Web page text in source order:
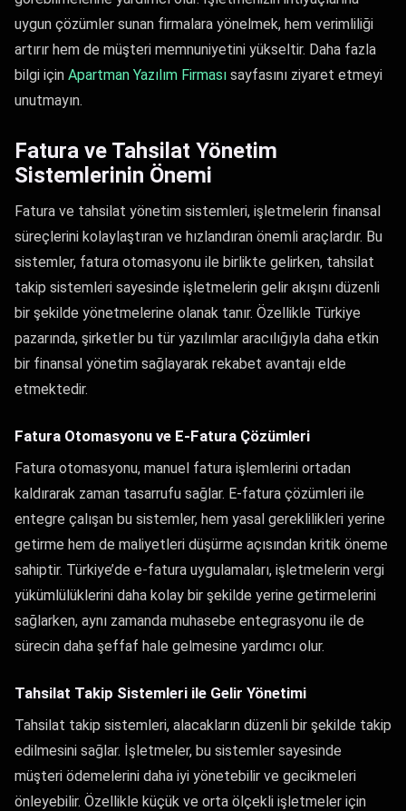
uygun çözümler sunan firmalara yönelmek, hem verimliliği
artırır hem de müşteri memnuniyetini yükseltir. Daha fazla
bilgi için Apartman Yazılım Firması sayfasını ziyaret etmeyi
unutmayın.
Fatura ve Tahsilat Yönetim
Sistemlerinin Önemi
Fatura ve tahsilat yönetim sistemleri, işletmelerin finansal
süreçlerini kolaylaştıran ve hızlandıran önemli araçlardır. Bu
sistemler, fatura otomasyonu ile birlikte gelirken, tahsilat
takip sistemleri sayesinde işletmelerin gelir akışını düzenli
bir şekilde yönetmelerine olanak tanır. Özellikle Türkiye
pazarında, şirketler bu tür yazılımlar aracılığıyla daha etkin
bir finansal yönetim sağlayarak rekabet avantajı elde
etmektedir.
Fatura Otomasyonu ve E-Fatura Çözümleri
Fatura otomasyonu, manuel fatura işlemlerini ortadan
kaldırarak zaman tasarrufu sağlar. E-fatura çözümleri ile
entegre çalışan bu sistemler, hem yasal gereklilikleri yerine
getirme hem de maliyetleri düşürme açısından kritik öneme
sahiptir. Türkiye’de e-fatura uygulamaları, işletmelerin vergi
yükümlülüklerini daha kolay bir şekilde yerine getirmelerini
sağlarken, aynı zamanda muhasebe entegrasyonu ile de
sürecin daha şeffaf hale gelmesine yardımcı olur.
Tahsilat Takip Sistemleri ile Gelir Yönetimi
Tahsilat takip sistemleri, alacakların düzenli bir şekilde takip
edilmesini sağlar. İşletmeler, bu sistemler sayesinde
müşteri ödemelerini daha iyi yönetebilir ve gecikmeleri
önleyebilir. Özellikle küçük ve orta ölçekli işletmeler için